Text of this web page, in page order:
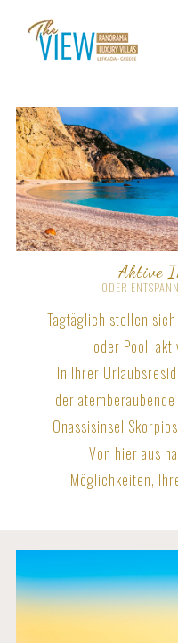
Inhalt
springen
Aktive
ODER
Tagtäglich stellen
oder Pool,
In Ihrer
der
Onassisinsel
Von hier aus
Möglichkeiten,